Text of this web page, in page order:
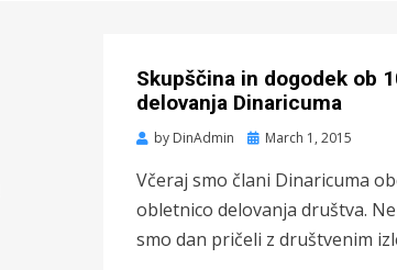
Skupščina in dogodek ob
delovanja Dinaricuma
by DinAdmin
PostedMarch 1, 2015
Včeraj smo člani Dinaricuma
obletnico delovanja društva.
smo dan pričeli z društvenim